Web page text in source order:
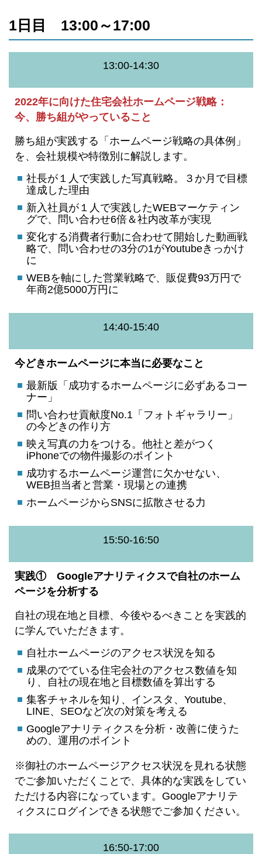
1日目 13:00～17:00
13:00-14:30
2022年に向けた住宅会社ホームページ戦略：
今、勝ち組がやっていること
勝ち組が実践する「ホームページ戦略の具体例」
を、会社規模や特徴別に解説します。
社長が１人で実践した写真戦略。３か月で目標
達成した理由
新入社員が１人で実践したWEBマーケティン
グで、問い合わせ6倍＆社内改革が実現
変化する消費者行動に合わせて開始した動画戦
略で、問い合わせの3分の1がYoutubeきっかけ
に
WEBを軸にした営業戦略で、販促費93万円で
年商2億5000万円に
14:40-15:40
今どきホームページに本当に必要なこと
最新版「成功するホームページに必ずあるコー
ナー」
問い合わせ貢献度No.1「フォトギャラリー」
の今どきの作り方
映え写真の力をつける。他社と差がつく
iPhoneでの物件撮影のポイント
成功するホームページ運営に欠かせない、
WEB担当者と営業・現場との連携
ホームページからSNSに拡散させる力
15:50-16:50
実践① Googleアナリティクスで自社のホーム
ページを分析する
自社の現在地と目標、今後やるべきことを実践的
に学んでいただきます。
自社ホームページのアクセス状況を知る
成果のでている住宅会社のアクセス数値を知
り、自社の現在地と目標数値を算出する
集客チャネルを知り、インスタ、Youtube、
LINE、SEOなど次の対策を考える
Googleアナリティクスを分析・改善に使うた
めの、運用のポイント
※御社のホームページアクセス状況を見れる状態
でご参加いただくことで、具体的な実践をしてい
ただける内容になっています。Googleアナリテ
ィクスにログインできる状態でご参加ください。
16:50-17:00